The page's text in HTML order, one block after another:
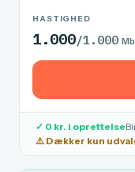
HASTIGHED
1.000/1.000
✓ 0 kr. i oprettelse
⚠️ Dækker kun